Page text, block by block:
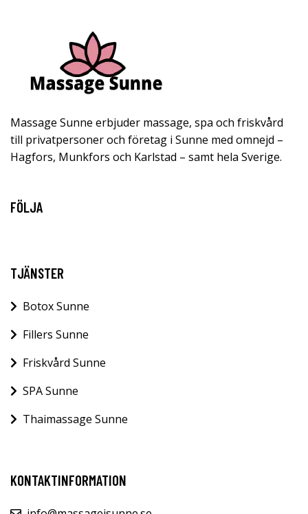
Massage Sunne erbjuder massage, spa och friskvård
till privatpersoner och företag i Sunne med omnejd –
Hagfors, Munkfors och Karlstad – samt hela Sverige.
FÖLJA
TJÄNSTER
Botox Sunne
Fillers Sunne
Friskvård Sunne
SPA Sunne
Thaimassage Sunne
KONTAKTINFORMATION